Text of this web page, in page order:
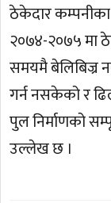
ठेकेदार
२०७४-२०७५ मा
समयमै बेलिबिज्र
गर्न नसकेको र
पुल निर्माणको
उल्लेख छ ।